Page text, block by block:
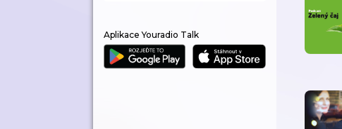
Aplikace Youradio Talk